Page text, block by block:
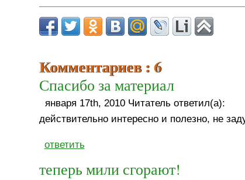
Комментариев : 6
Спасибо за материал
января 17th, 2010 Читатель ответил(а):
действительно интересно и полезно, не
ответить
теперь мили сгорают!